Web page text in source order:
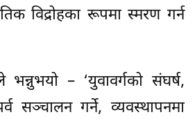
विद्रोहका रूपमा स्मरण गर्न
भन्नुभयो – ‘युवावर्गको संघर्ष,
सञ्चालन गर्ने, व्यवस्थापनमा